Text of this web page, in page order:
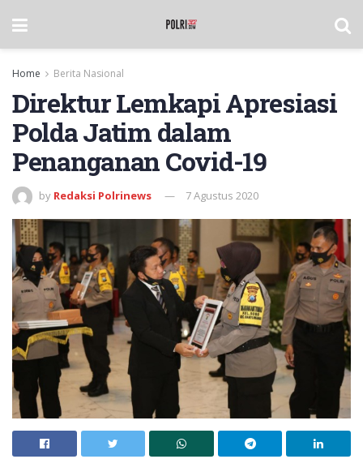
Home Berita Nasional
Direktur Lemkapi Apresiasi
Polda Jatim dalam
Penanganan Covid-19
by Redaksi Polrinews 7 Agustus 2020